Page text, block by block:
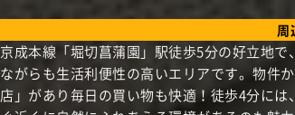
周
京成本線「堀切菖蒲園」駅徒歩5分の好立地
ながらも生活利便性の高いエリアです。物件
店」があり毎日の買い物も快適！徒歩4分に